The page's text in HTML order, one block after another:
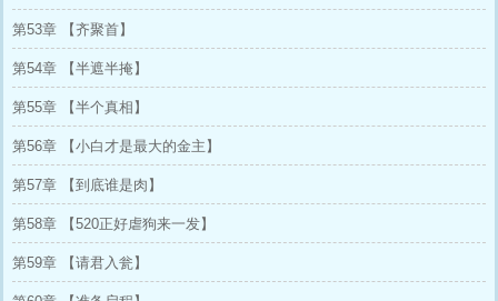
第53章 【齐聚首】
第54章 【半遮半掩】
第55章 【半个真相】
第56章 【小白才是最大的金主】
第57章 【到底谁是肉】
第58章 【520正好虐狗来一发】
第59章 【请君入瓮】